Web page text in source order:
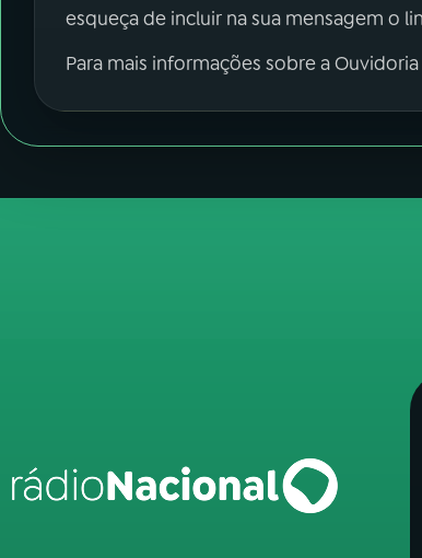
esqueça de incluir na sua mensagem o
Para mais informações sobre a